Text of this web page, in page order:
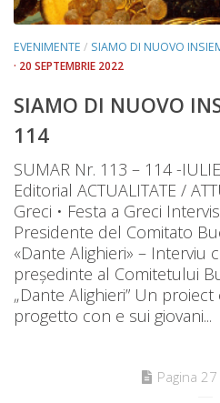
EVENIMENTE / SIAMO DI NUOVO
· 20 SEPTEMBRIE 2022
SIAMO DI NUOVO
114
SUMAR Nr. 113 – 114 -
Editorial ACTUALITATE /
Greci • Festa a Greci
Presidente del Comitato
«Dante Alighieri» – Interviu
președinte al Comitetului
„Dante Alighieri” Un
progetto con e sui giovani...
Pagina